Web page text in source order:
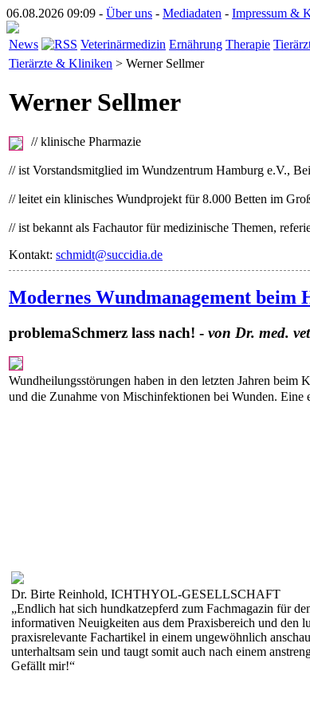
06.08.2026 09:09 - Über uns - Mediadaten - Impressum &
News Veterinärmedizin Ernährung Therapie
Tierärzte & Kliniken > Werner Sellmer
Werner Sellmer
// klinische Pharmazie
// ist Vorstandsmitglied im Wundzentrum Hamburg e.V.,
// leitet ein klinisches Wundprojekt für 8.000 Betten im
// ist bekannt als Fachautor für medizinische Themen,
Kontakt: schmidt@succidia.de
Modernes Wundmanagement beim
problemaSchmerz lass nach! - von Dr. med.
Wundheilungsstörungen haben in den letzten Jahren beim
und die Zunahme von Mischinfektionen bei Wunden. Eine
Dr. Birte Reinhold, ICHTHYOL-GESELLSCHAFT
„Endlich hat sich hundkatzepferd zum Fachmagazin für
informativen Neuigkeiten aus dem Praxisbereich und den
praxisrelevante Fachartikel in einem ungewöhnlich
unterhaltsam sein und taugt somit auch nach einem
Gefällt mir!“